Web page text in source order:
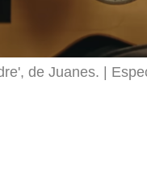
de Juanes.